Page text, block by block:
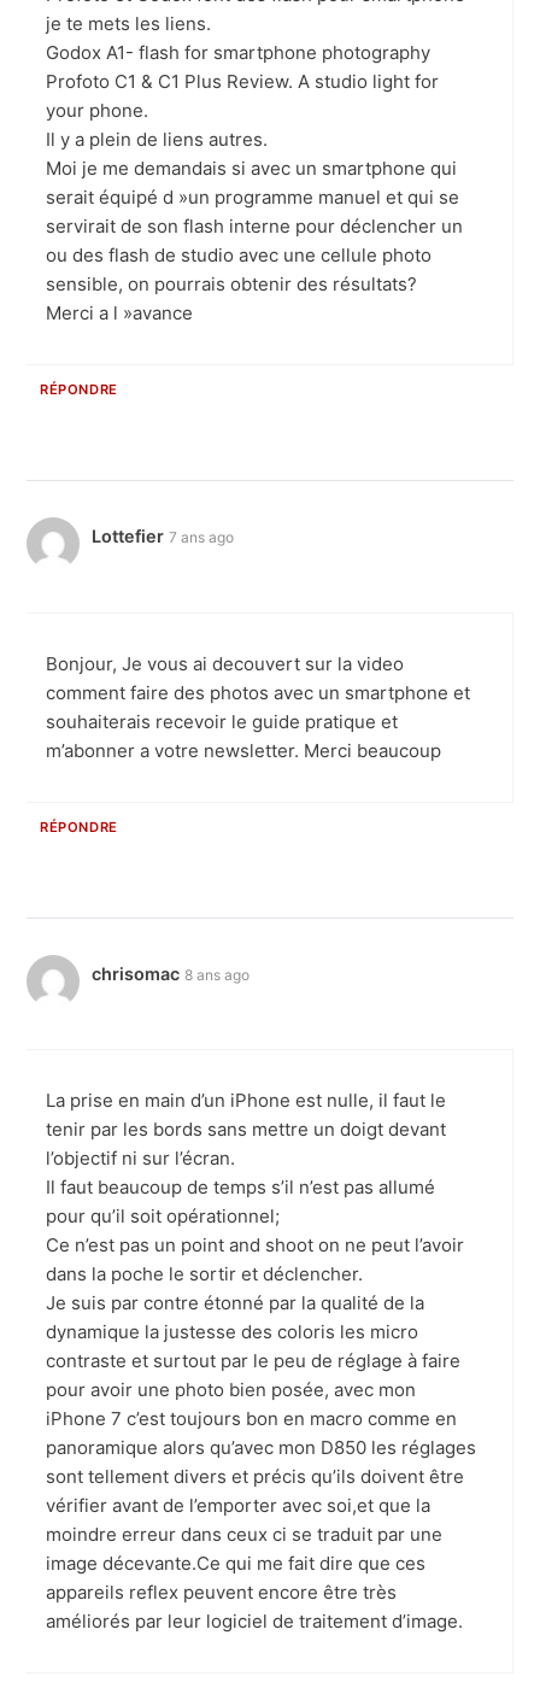
je te mets les liens.
Godox A1- flash for smartphone photography
Profoto C1 & C1 Plus Review. A studio light for
your phone.
Il y a plein de liens autres.
Moi je me demandais si avec un smartphone qui
serait équipé d »un programme manuel et qui se
servirait de son flash interne pour déclencher un
ou des flash de studio avec une cellule photo
sensible, on pourrais obtenir des résultats?
Merci a l »avance
RÉPONDRE
Lottefier 7 ans ago
Bonjour, Je vous ai decouvert sur la video
comment faire des photos avec un smartphone et
souhaiterais recevoir le guide pratique et
m’abonner a votre newsletter. Merci beaucoup
RÉPONDRE
chrisomac 8 ans ago
La prise en main d’un iPhone est nulle, il faut le
tenir par les bords sans mettre un doigt devant
l’objectif ni sur l’écran.
Il faut beaucoup de temps s’il n’est pas allumé
pour qu’il soit opérationnel;
Ce n’est pas un point and shoot on ne peut l’avoir
dans la poche le sortir et déclencher.
Je suis par contre étonné par la qualité de la
dynamique la justesse des coloris les micro
contraste et surtout par le peu de réglage à faire
pour avoir une photo bien posée, avec mon
iPhone 7 c’est toujours bon en macro comme en
panoramique alors qu’avec mon D850 les réglages
sont tellement divers et précis qu’ils doivent être
vérifier avant de l’emporter avec soi,et que la
moindre erreur dans ceux ci se traduit par une
image décevante.Ce qui me fait dire que ces
appareils reflex peuvent encore être très
améliorés par leur logiciel de traitement d’image.